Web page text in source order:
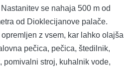
se nahaja 500 m od
od Dioklecijanove palače.
z vsem, kar lahko olajša
pečica, pečica, štedilnik,
pomivalni stroj, kuhalnik vode,